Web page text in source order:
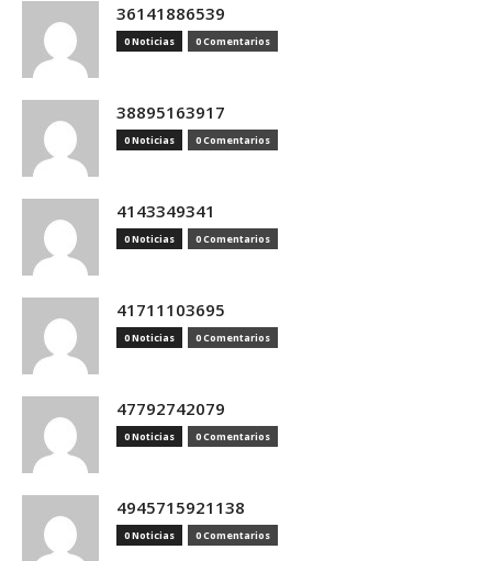
36141886539
0 Noticias 0 Comentarios
38895163917
0 Noticias 0 Comentarios
4143349341
0 Noticias 0 Comentarios
41711103695
0 Noticias 0 Comentarios
47792742079
0 Noticias 0 Comentarios
4945715921138
0 Noticias 0 Comentarios